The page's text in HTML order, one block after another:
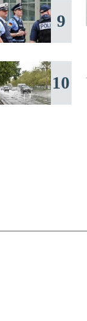
9
10